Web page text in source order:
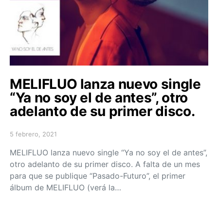
MELIFLUO lanza nuevo single
“Ya no soy el de antes”, otro
adelanto de su primer disco.
Posted on
5 febrero, 2021
MELIFLUO lanza nuevo single “Ya no soy el de antes”,
otro adelanto de su primer disco. A falta de un mes
para que se publique “Pasado-Futuro”, el primer
álbum de MELIFLUO (verá la…